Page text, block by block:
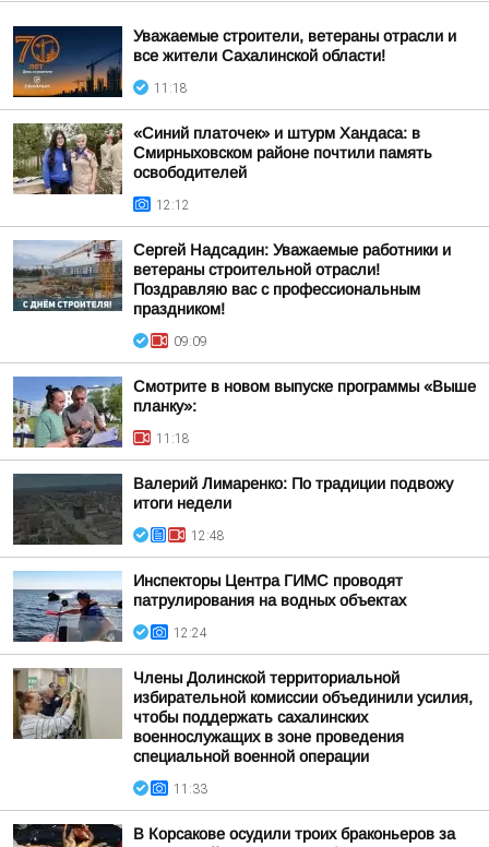
Уважаемые строители, ветераны отрасли и
все жители Сахалинской области!
11:18
«Синий платочек» и штурм Хандаса: в
Смирныховском районе почтили память
освободителей
12:12
Сергей Надсадин: Уважаемые работники и
ветераны строительной отрасли!
Поздравляю вас с профессиональным
праздником!
09:09
Смотрите в новом выпуске программы «Выше
планку»:
11:18
Валерий Лимаренко: По традиции подвожу
итоги недели
12:48
Инспекторы Центра ГИМС проводят
патрулирования на водных объектах
12:24
Члены Долинской территориальной
избирательной комиссии объединили усилия,
чтобы поддержать сахалинских
военнослужащих в зоне проведения
специальной военной операции
11:33
В Корсакове осудили троих браконьеров за